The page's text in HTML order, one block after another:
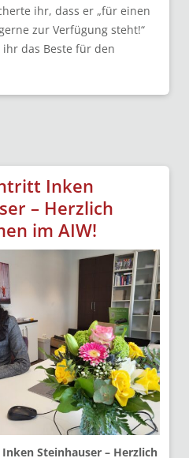
ihr, dass er „für einen
zur Verfügung steht!“
das Beste für den
Inken
– Herzlich
im AIW!
Steinhauser – Herzlich